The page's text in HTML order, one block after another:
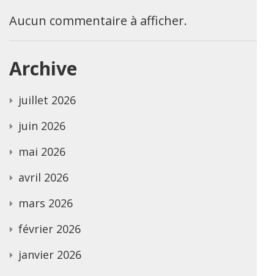
Aucun commentaire à afficher.
Archive
juillet 2026
juin 2026
mai 2026
avril 2026
mars 2026
février 2026
janvier 2026